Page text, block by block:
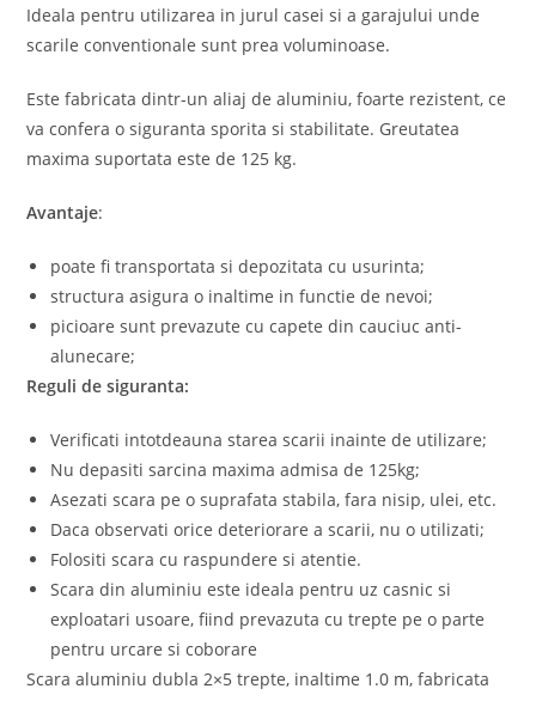
Ideala pentru utilizarea in jurul casei si a garajului unde
scarile conventionale sunt prea voluminoase.
Este fabricata dintr-un aliaj de aluminiu, foarte rezistent, ce
va confera o siguranta sporita si stabilitate. Greutatea
maxima suportata este de 125 kg.
Avantaje:
poate fi transportata si depozitata cu usurinta;
structura asigura o inaltime in functie de nevoi;
picioare sunt prevazute cu capete din cauciuc anti-
alunecare;
Reguli de siguranta:
Verificati intotdeauna starea scarii inainte de utilizare;
Nu depasiti sarcina maxima admisa de 125kg;
Asezati scara pe o suprafata stabila, fara nisip, ulei, etc.
Daca observati orice deteriorare a scarii, nu o utilizati;
Folositi scara cu raspundere si atentie.
Scara din aluminiu este ideala pentru uz casnic si
exploatari usoare, fiind prevazuta cu trepte pe o parte
pentru urcare si coborare
Scara aluminiu dubla 2×5 trepte, inaltime 1.0 m, fabricata